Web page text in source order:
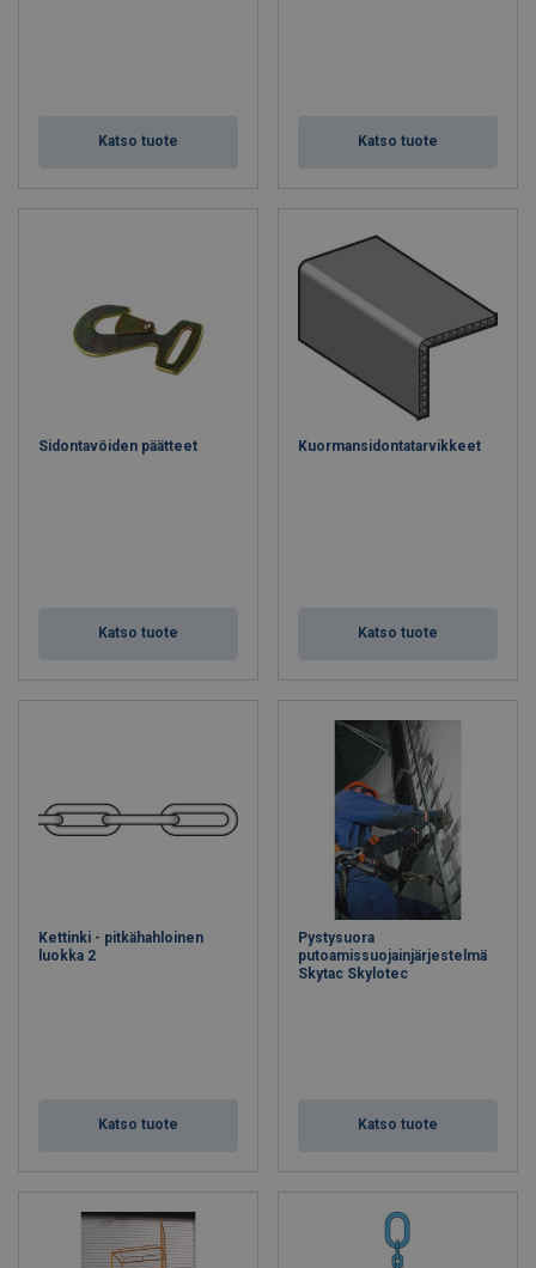
Katso tuote Katso tuote
Sidontavöiden päätteet
Katso tuote
Kuormansidontatarvikkeet
Katso tuote
Kettinki - pitkähahloinen
luokka 2
Katso tuote
Pystysuora
putoamissuojainjärjestelmä
Skytac Skylotec
Katso tuote